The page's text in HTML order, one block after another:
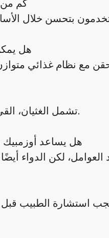
كم من
هل
تشمل الغثيان، القيء، الإسهال أو الإمساك، وغالبًا ما تكون مؤقتة.
هل يساعد